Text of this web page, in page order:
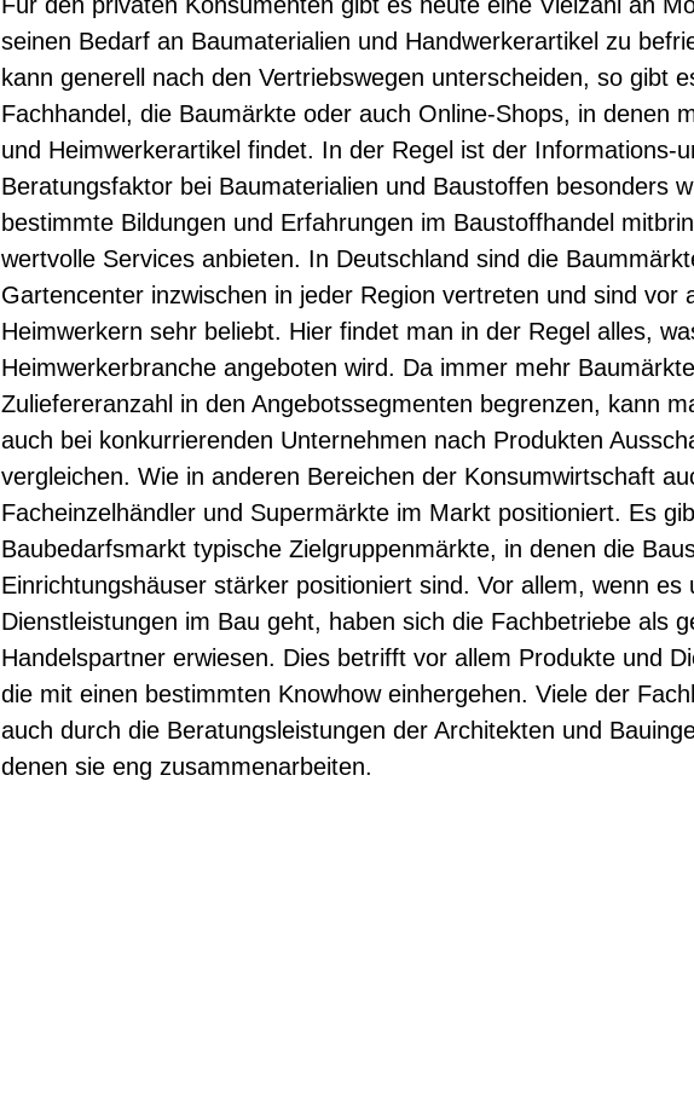
seinen Bedarf an Baumaterialien und Handwerkerartikel zu
kann generell nach den Vertriebswegen unterscheiden, so gibt
Fachhandel, die Baumärkte oder auch Online-Shops, in denen
und Heimwerkerartikel findet. In der Regel ist der Informations-
Beratungsfaktor bei Baumaterialien und Baustoffen besonders
bestimmte Bildungen und Erfahrungen im Baustoffhandel
wertvolle Services anbieten. In Deutschland sind die
Gartencenter inzwischen in jeder Region vertreten und sind vor
Heimwerkern sehr beliebt. Hier findet man in der Regel alles,
Heimwerkerbranche angeboten wird. Da immer mehr
Zuliefereranzahl in den Angebotssegmenten begrenzen, kann
auch bei konkurrierenden Unternehmen nach Produkten
vergleichen. Wie in anderen Bereichen der Konsumwirtschaft
Facheinzelhändler und Supermärkte im Markt positioniert. Es
Baubedarfsmarkt typische Zielgruppenmärkte, in denen die
Einrichtungshäuser stärker positioniert sind. Vor allem, wenn es
Dienstleistungen im Bau geht, haben sich die Fachbetriebe als
Handelspartner erwiesen. Dies betrifft vor allem Produkte und
die mit einen bestimmten Knowhow einhergehen. Viele der
auch durch die Beratungsleistungen der Architekten und
denen sie eng zusammenarbeiten.